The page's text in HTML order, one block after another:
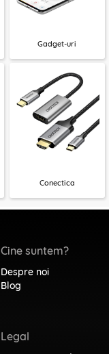
Gadget-uri
Conectica
Cine suntem?
Despre noi
Blog
Legal